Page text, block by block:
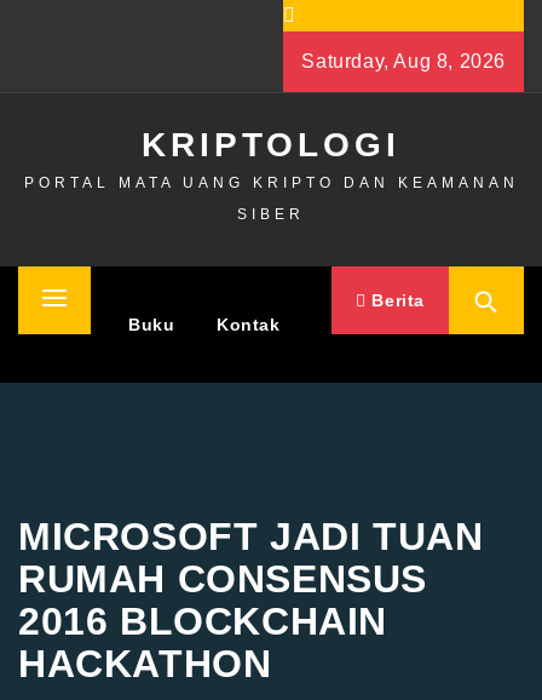
Saturday, Aug 8, 2026
KRIPTOLOGI
PORTAL MATA UANG KRIPTO DAN KEAMANAN
SIBER
Primary
Buku Kontak
Berita
MICROSOFT JADI TUAN
RUMAH CONSENSUS
2016 BLOCKCHAIN
HACKATHON